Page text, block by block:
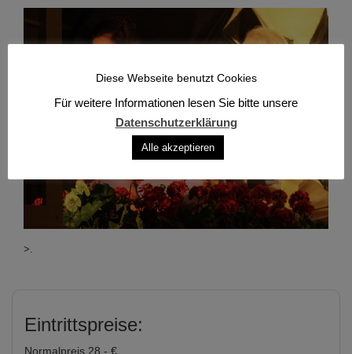
>.
Eintrittspreise:
Normalpreis 28,- €
Diese Webseite benutzt Cookies
Für weitere Informationen lesen Sie bitte unsere
Datenschutzerklärung
Alle akzeptieren